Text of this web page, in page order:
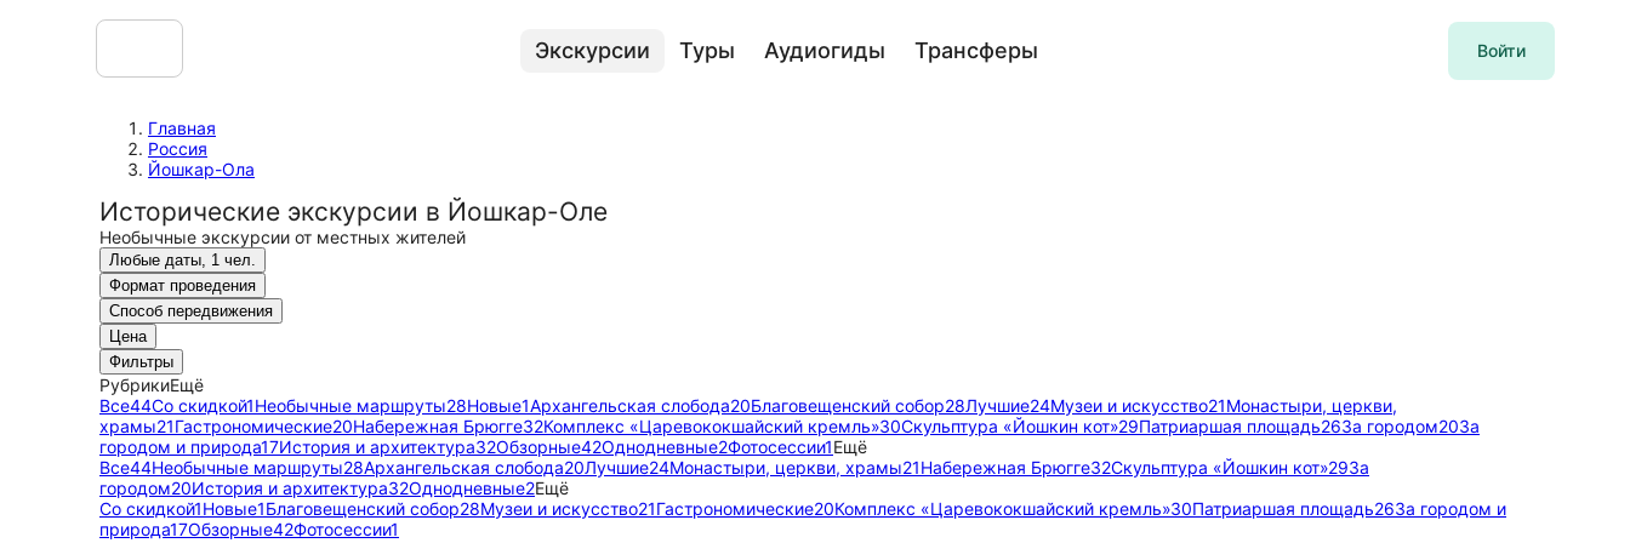
Экскурсии Туры Аудиогиды Трансферы Войти
Главная
Россия
Йошкар-Ола
Исторические экскурсии в Йошкар-Оле
Необычные экскурсии от местных жителей
Любые даты, 1 чел.
Формат проведения
Способ передвижения
Цена
Фильтры
РубрикиЕщё
Все44Со скидкой1Необычные маршруты28Новые1Архангельская слобода20Благовещенский собор28Лучшие24Музеи и искусство21Монастыри, церкви,
храмы21Гастрономические20Набережная Брюгге32Комплекс «Царевококшайский кремль»30Скульптура «Йошкин кот»29Патриаршая площадь26За городом20За
городом и природа17История и архитектура32Обзорные42Однодневные2Фотосессии1Ещё
Все44Необычные маршруты28Архангельская слобода20Лучшие24Монастыри, церкви, храмы21Набережная Брюгге32Скульптура «Йошкин кот»29За
городом20История и архитектура32Однодневные2Ещё
Со скидкой1Новые1Благовещенский собор28Музеи и искусство21Гастрономические20Комплекс «Царевококшайский кремль»30Патриаршая площадь26За городом и
природа17Обзорные42Фотосессии1